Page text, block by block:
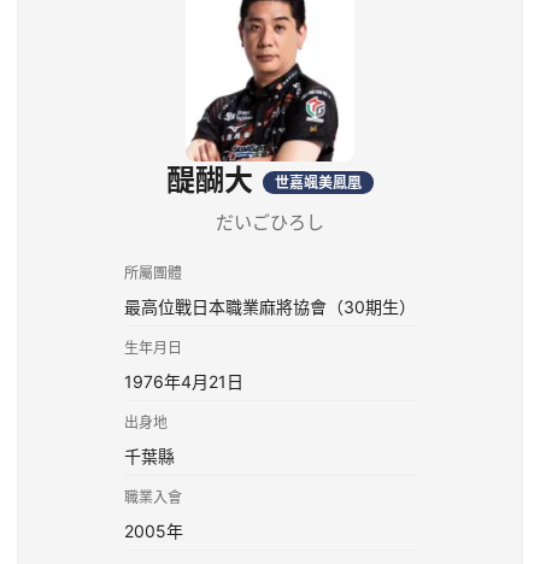
醍醐大 世嘉颯美鳳凰
だいごひろし
所屬團體
最高位戰日本職業麻將協會（30期生）
生年月日
1976年4月21日
出身地
千葉縣
職業入會
2005年